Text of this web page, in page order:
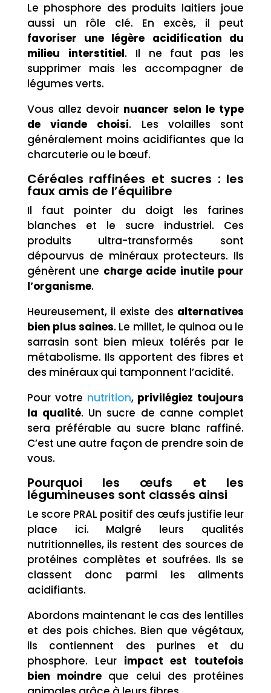
Le phosphore des produits laitiers joue
aussi un rôle clé. En excès, il peut
favoriser une légère acidification du
milieu interstitiel. Il ne faut pas les
supprimer mais les accompagner de
légumes verts.
Vous allez devoir nuancer selon le type
de viande choisi. Les volailles sont
généralement moins acidifiantes que la
charcuterie ou le bœuf.
Céréales raffinées et sucres : les
faux amis de l’équilibre
Il faut pointer du doigt les farines
blanches et le sucre industriel. Ces
produits ultra-transformés sont
dépourvus de minéraux protecteurs. Ils
génèrent une charge acide inutile pour
l’organisme.
Heureusement, il existe des alternatives
bien plus saines. Le millet, le quinoa ou le
sarrasin sont bien mieux tolérés par le
métabolisme. Ils apportent des fibres et
des minéraux qui tamponnent l’acidité.
Pour votre nutrition, privilégiez toujours
la qualité. Un sucre de canne complet
sera préférable au sucre blanc raffiné.
C’est une autre façon de prendre soin de
vous.
Pourquoi les œufs et les
légumineuses sont classés ainsi
Le score PRAL positif des œufs justifie leur
place ici. Malgré leurs qualités
nutritionnelles, ils restent des sources de
protéines complètes et soufrées. Ils se
classent donc parmi les aliments
acidifiants.
Abordons maintenant le cas des lentilles
et des pois chiches. Bien que végétaux,
ils contiennent des purines et du
phosphore. Leur impact est toutefois
bien moindre que celui des protéines